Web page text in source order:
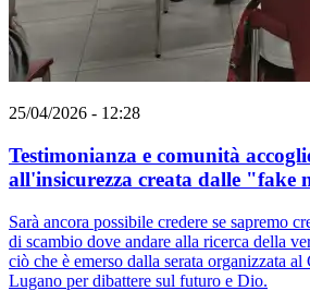
25/04/2026 - 12:28
Testimonianza e comunità
all'insicurezza creata dalle "fake
Sarà ancora possibile credere se sapremo
di scambio dove andare alla ricerca della
ciò che è emerso dalla serata organizzata
Lugano per dibattere sul futuro e Dio.